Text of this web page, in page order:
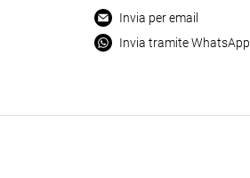
Invia per email
Invia tramite WhatsApp